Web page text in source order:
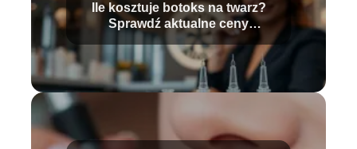
Ile kosztuje botoks na twarz?
Sprawdź aktualne ceny
zabiegów!